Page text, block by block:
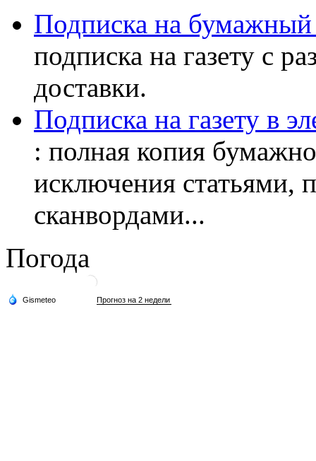
Подписка на бумажный
подписка на газету с
доставки.
Подписка на газету в
: полная копия
исключения статьями,
сканвордами...
Погода